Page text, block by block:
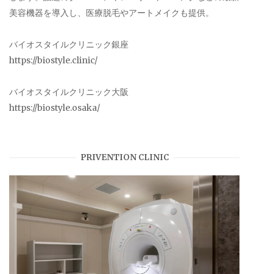
美容機器を導入し、医療脱毛やアートメイクも提供。
バイオスタイルクリニック銀座
https://biostyle.clinic/
バイオスタイルクリニック大阪
https://biostyle.osaka/
PRIVENTION CLINIC